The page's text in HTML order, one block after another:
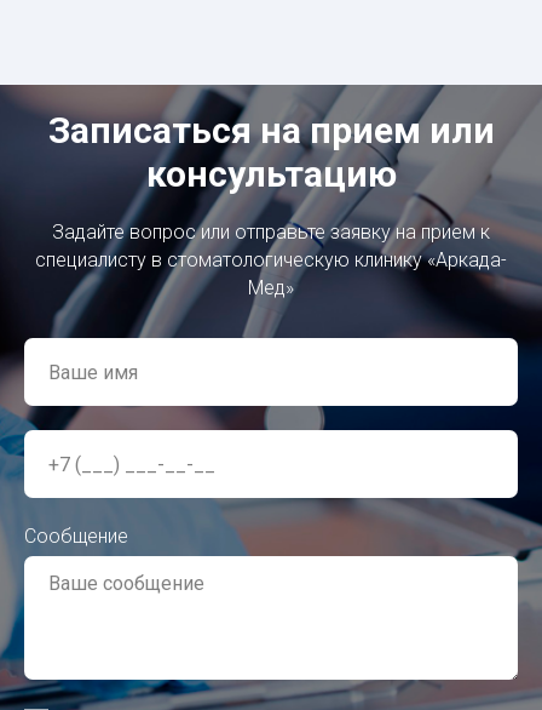
Записаться на прием или
консультацию
Задайте вопрос или отправьте заявку на прием к
специалисту в стоматологическую клинику «Аркада-
Мед»
Сообщение